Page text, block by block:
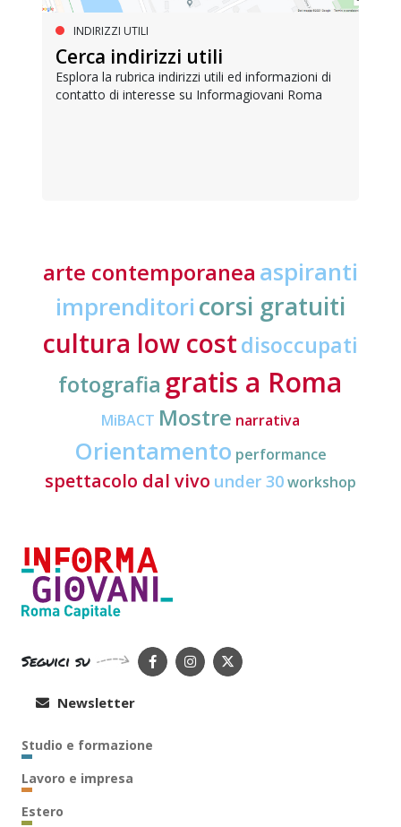
INDIRIZZI UTILI
Cerca indirizzi utili
Esplora la rubrica indirizzi utili ed informazioni di
contatto di interesse su Informagiovani Roma
arte contemporanea aspiranti
imprenditori corsi gratuiti
cultura low costdisoccupati
fotografia gratis a Roma
MiBACT Mostre narrativa
Orientamento performance
spettacolo dal vivo under 30workshop
Seguici su
Newsletter
Studio e formazione
Lavoro e impresa
Estero